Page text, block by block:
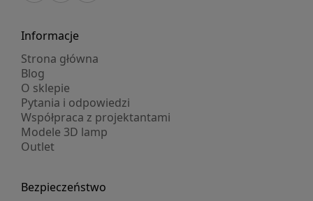
Informacje
Strona główna
Blog
O sklepie
Pytania i odpowiedzi
Współpraca z projektantami
Modele 3D lamp
Outlet
Bezpieczeństwo